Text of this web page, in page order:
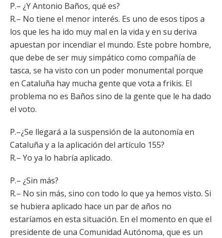
P.– ¿Y Antonio Baños, qué es?
R.– No tiene el menor interés. Es uno de esos tipos a
los que les ha ido muy mal en la vida y en su deriva
apuestan por incendiar el mundo. Este pobre hombre,
que debe de ser muy simpático como compañía de
tasca, se ha visto con un poder monumental porque
en Cataluña hay mucha gente que vota a frikis. El
problema no es Baños sino de la gente que le ha dado
el voto.
P.–¿Se llegará a la suspensión de la autonomía en
Cataluña y a la aplicación del artículo 155?
R.– Yo ya lo habría aplicado.
P.– ¿Sin más?
R.– No sin más, sino con todo lo que ya hemos visto. Si
se hubiera aplicado hace un par de años no
estaríamos en esta situación. En el momento en que el
presidente de una Comunidad Autónoma, que es un